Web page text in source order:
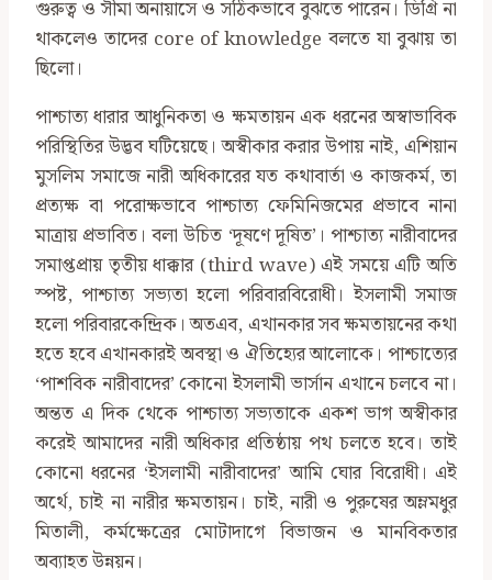
গুরুত্ব ও সীমা অনায়াসে ও সঠিকভাবে বুঝতে পারেন। ডিগ্রি না
থাকলেও তাদের core of knowledge বলতে যা বুঝায় তা
ছিলো।
পাশ্চাত্য ধারার আধুনিকতা ও ক্ষমতায়ন এক ধরনের অস্বাভাবিক
পরিস্থিতির উদ্ভব ঘটিয়েছে। অস্বীকার করার উপায় নাই, এশিয়ান
মুসলিম সমাজে নারী অধিকারের যত কথাবার্তা ও কাজকর্ম, তা
প্রত্যক্ষ বা পরোক্ষভাবে পাশ্চাত্য ফেমিনিজমের প্রভাবে নানা
মাত্রায় প্রভাবিত। বলা উচিত ‘দূষণে দূষিত’। পাশ্চাত্য নারীবাদের
সমাপ্তপ্রায় তৃতীয় ধাক্কার (third wave) এই সময়ে এটি অতি
স্পষ্ট, পাশ্চাত্য সভ্যতা হলো পরিবারবিরোধী। ইসলামী সমাজ
হলো পরিবারকেন্দ্রিক। অতএব, এখানকার সব ক্ষমতায়নের কথা
হতে হবে এখানকারই অবস্থা ও ঐতিহ্যের আলোকে। পাশ্চাত্যের
‘পাশবিক নারীবাদের’ কোনো ইসলামী ভার্সান এখানে চলবে না।
অন্তত এ দিক থেকে পাশ্চাত্য সভ্যতাকে একশ ভাগ অস্বীকার
করেই আমাদের নারী অধিকার প্রতিষ্ঠায় পথ চলতে হবে। তাই
কোনো ধরনের ‘ইসলামী নারীবাদের’ আমি ঘোর বিরোধী। এই
অর্থে, চাই না নারীর ক্ষমতায়ন। চাই, নারী ও পুরুষের অম্লমধুর
মিতালী, কর্মক্ষেত্রের মোটাদাগে বিভাজন ও মানবিকতার
অব্যাহত উন্নয়ন।